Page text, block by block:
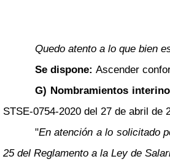
Quedo atento a lo que bien
Se dispone: Ascender
G) Nombramientos
STSE-0754-2020 del 27 de abril de
"En atención a lo solicitado
25 del Reglamento a la Ley de